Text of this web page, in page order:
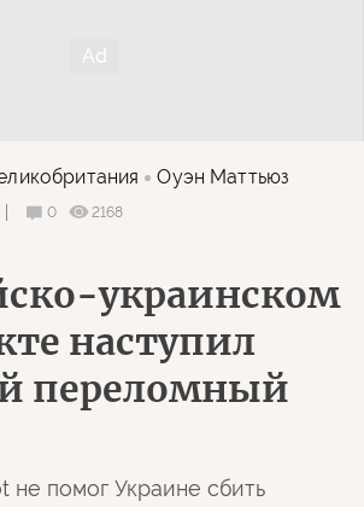
Оуэн Маттьюз
0
2168
украинском
наступил
переломный
не помог Украине сбить